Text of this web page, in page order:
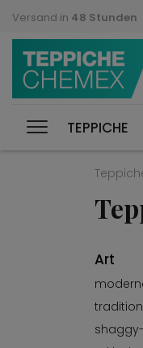
Versand in 48 Stunden
TEPPICHE
Art